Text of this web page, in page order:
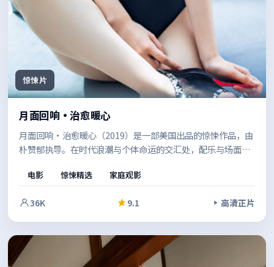
惊悚片
月面回响·治愈暖心
月面回响·治愈暖心（2019）是一部美国出品的惊悚作品，由
朴赞郁执导。在时代浪潮与个体命运的交汇处，配乐与场面调
反复品味的细节埋伏笔。
电影 惊悚精选 家庭观影
36K 9.1 高清正片